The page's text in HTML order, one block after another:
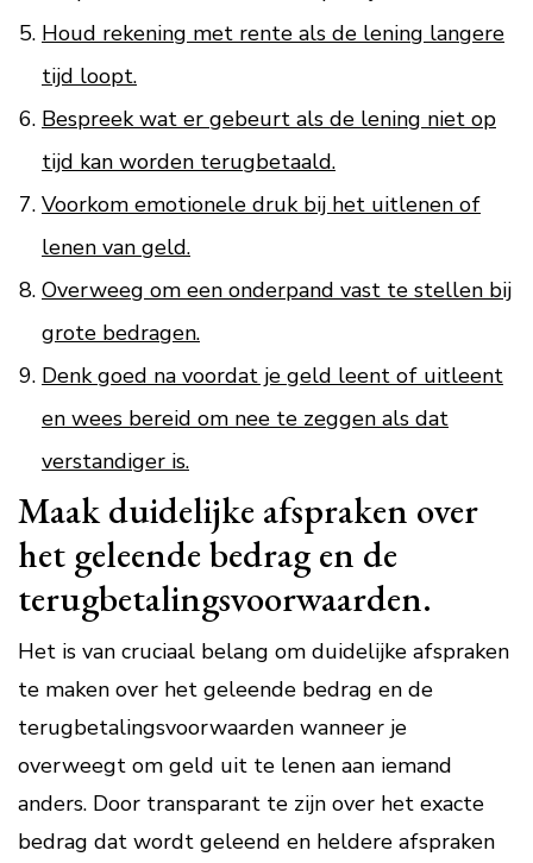
Houd rekening met rente als de lening langere
tijd loopt.
Bespreek wat er gebeurt als de lening niet op
tijd kan worden terugbetaald.
Voorkom emotionele druk bij het uitlenen of
lenen van geld.
Overweeg om een onderpand vast te stellen bij
grote bedragen.
Denk goed na voordat je geld leent of uitleent
en wees bereid om nee te zeggen als dat
verstandiger is.
Maak duidelijke afspraken over
het geleende bedrag en de
terugbetalingsvoorwaarden.
Het is van cruciaal belang om duidelijke afspraken
te maken over het geleende bedrag en de
terugbetalingsvoorwaarden wanneer je
overweegt om geld uit te lenen aan iemand
anders. Door transparant te zijn over het exacte
bedrag dat wordt geleend en heldere afspraken